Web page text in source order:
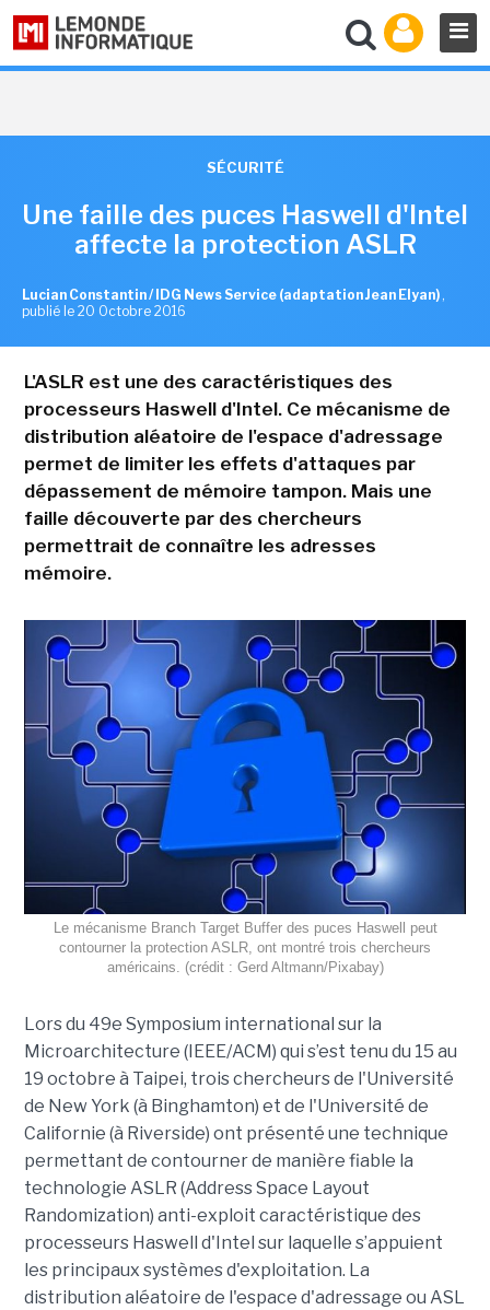
SÉCURITÉ
Une faille des puces Haswell d'Intel
affecte la protection ASLR
Lucian Constantin / IDG News Service (adaptation Jean Elyan) ,
publié le 20 Octobre 2016
L'ASLR est une des caractéristiques des
processeurs Haswell d'Intel. Ce mécanisme de
distribution aléatoire de l'espace d'adressage
permet de limiter les effets d'attaques par
dépassement de mémoire tampon. Mais une
faille découverte par des chercheurs
permettrait de connaître les adresses
mémoire.
Le mécanisme Branch Target Buffer des puces Haswell peut
contourner la protection ASLR, ont montré trois chercheurs
américains. (crédit : Gerd Altmann/Pixabay)
Lors du 49e Symposium international sur la
Microarchitecture (IEEE/ACM) qui s’est tenu du 15 au
19 octobre à Taipei, trois chercheurs de l'Université
de New York (à Binghamton) et de l'Université de
Californie (à Riverside) ont présenté une technique
permettant de contourner de manière fiable la
technologie ASLR (Address Space Layout
Randomization) anti-exploit caractéristique des
processeurs Haswell d'Intel sur laquelle s’appuient
les principaux systèmes d'exploitation. La
distribution aléatoire de l'espace d'adressage ou ASL